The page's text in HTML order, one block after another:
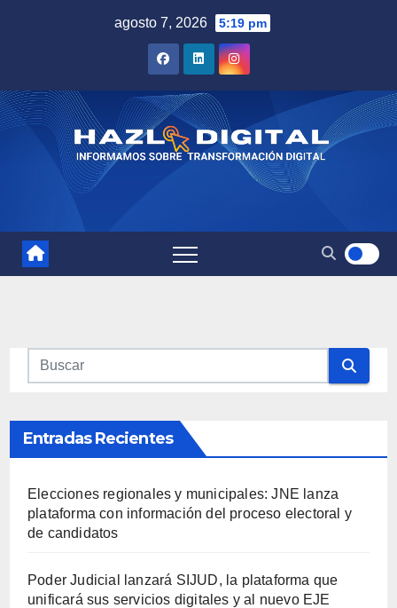
agosto 7, 2026 5:19 pm
Entradas Recientes
Elecciones regionales y municipales: JNE lanza
plataforma con información del proceso electoral y
de candidatos
Poder Judicial lanzará SIJUD, la plataforma que
unificará sus servicios digitales y al nuevo EJE